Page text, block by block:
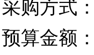
采购方式
预算金额